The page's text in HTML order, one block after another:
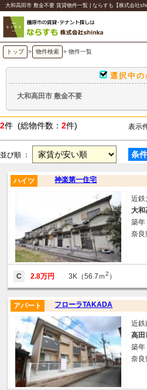
大和高田市 敷金不要 賃貸物件一覧 | ならすも【株式会社
トップ > 物件検索 > 物件一覧
選択中の
大和高田市 敷金不要
2件 (総物件数： 2件) 表示
並び順 ： 条
神楽第一住宅
ハイツ
近鉄
大和
築年
奈良
C 2.8万円 3K（56.7ｍ2 ）
フローラTAKADA
アパート
近鉄
高田
築年
奈良